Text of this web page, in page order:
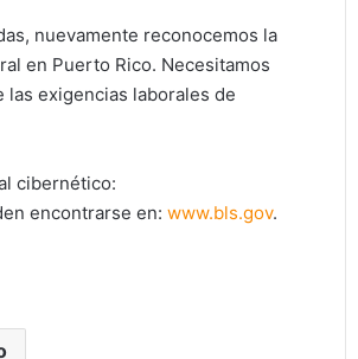
nuevamente reconocemos la
en Puerto Rico. Necesitamos
exigencias laborales de
cibernético:
encontrarse en: www.bls.gov.